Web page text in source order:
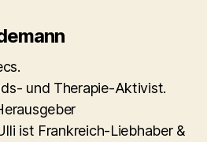
und Therapie-Aktivist.
ist Frankreich-Liebhaber &